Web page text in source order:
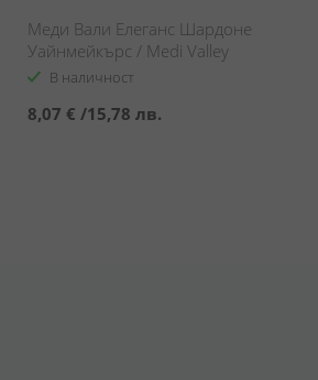
Меди Вали Елеганс Шардоне
Уайнмейкърс / Medi Valley
Elegance Chardonnay
В наличност
8,07 € /15,78 лв.